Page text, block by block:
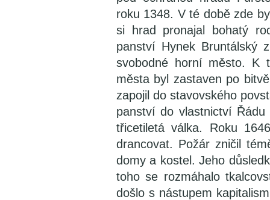
roku 1348. V té době zde
si hrad pronajal bohatý
panství Hynek Bruntálský
svobodné horní město. K
města byl zastaven po
zapojil do stavovského
panství do vlastnictví
třicetiletá válka. Roku
drancovat. Požár zničil
domy a kostel. Jeho
toho se rozmáhalo
došlo s nástupem